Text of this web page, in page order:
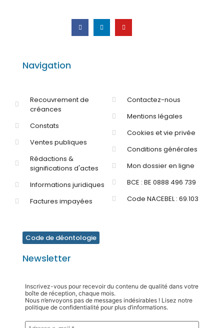
Navigation
Recouvrement de
créances
Constats
Ventes publiques
Rédactions &
significations d'actes
Informations juridiques
Factures impayées
Contactez-nous
Mentions légales
Cookies et vie privée
Conditions générales
Mon dossier en ligne
BCE : BE 0888 496 739
Code NACEBEL : 69.103
Code de déontologie
Newsletter
Inscrivez-vous pour recevoir du contenu de qualité dans votre
boîte de réception, chaque mois.
Nous n’envoyons pas de messages indésirables ! Lisez notre
politique de confidentialité pour plus d’informations.